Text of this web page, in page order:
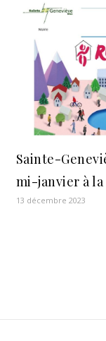
Sainte-
mi-janvier à
13 décembre 2023